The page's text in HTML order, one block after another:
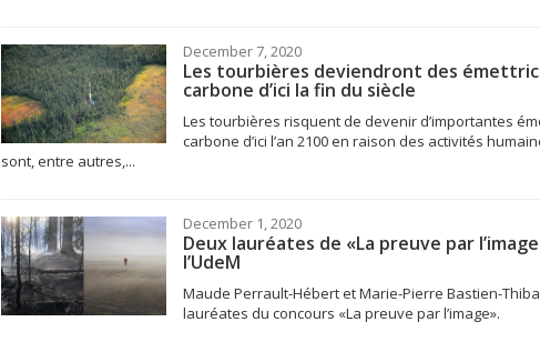
December 7, 2020
Les tourbières deviendront des
carbone d’ici la fin du siècle
Les tourbières risquent de devenir d’importantes
carbone d’ici l’an 2100 en raison des activités
sont, entre autres,...
December 1, 2020
Deux lauréates de «La preuve par
l’UdeM
Maude Perrault-Hébert et Marie-Pierre Bastien-
lauréates du concours «La preuve par l’image».